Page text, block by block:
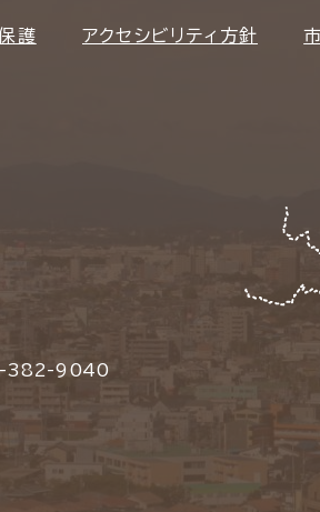
護 アクセシビリティ方針
382-9040